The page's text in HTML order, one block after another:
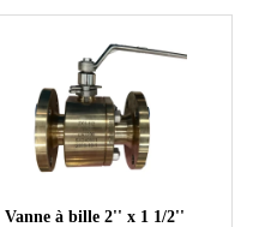
Vanne à bille 2'' x 1 1/2''